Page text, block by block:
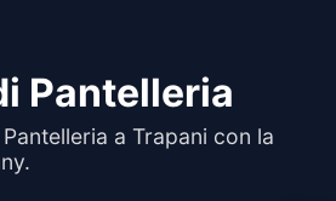
Pantelleria
a Trapani con la